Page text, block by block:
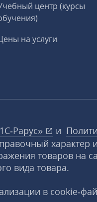
центр (курсы
на услуги
и
характер
товаров на
вида товара.
в